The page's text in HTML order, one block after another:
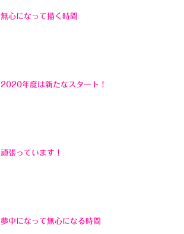
無心になって描く時間
2020年度は新たなスタート！
頑張っています！
夢中になって無心になる時間